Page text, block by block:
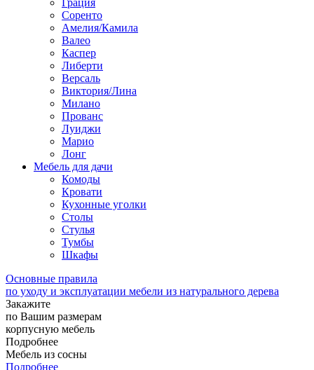
Грация
Соренто
Амелия/Камила
Валео
Каспер
Либерти
Версаль
Виктория/Лина
Милано
Прованс
Луиджи
Марио
Лонг
Мебель для дачи
Комоды
Кровати
Кухонные уголки
Столы
Стулья
Тумбы
Шкафы
Основные правила
по уходу и эксплуатации мебели из натурального дерева
Закажите
по Вашим размерам
корпусную мебель
Подробнее
Мебель из сосны
Подробнее